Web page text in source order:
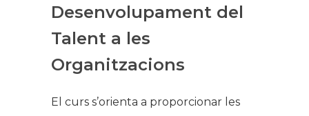
Desenvolupament del
Talent a les
Organitzacions​​
El curs s’orienta a proporcionar les